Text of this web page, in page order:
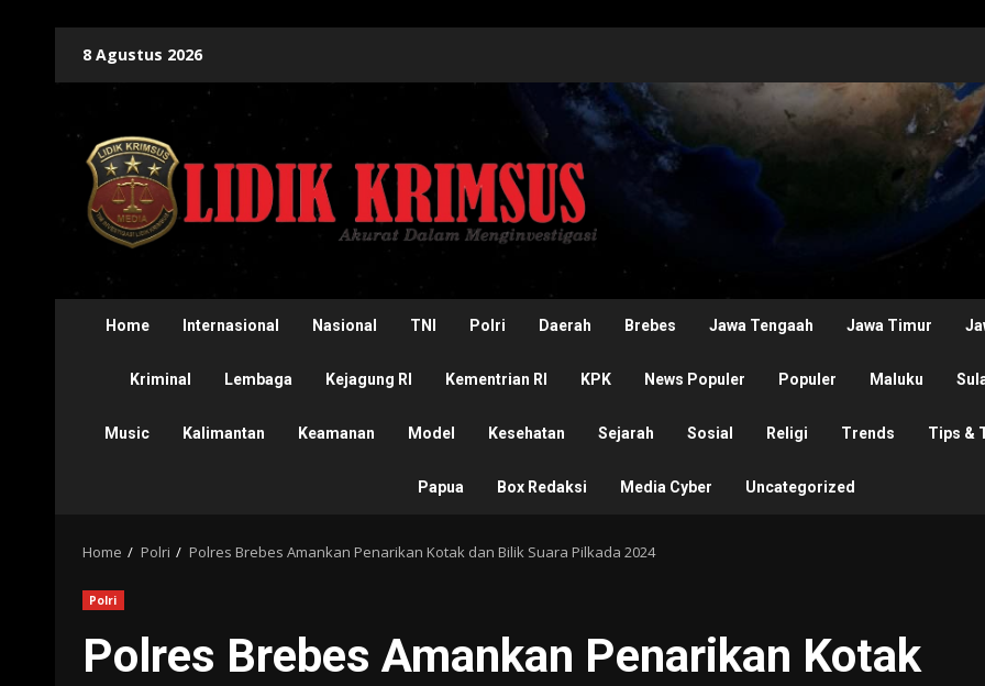
content
8 Agustus 2026
Home Internasional Nasional TNI Polri Daerah Brebes Jawa Tengaah Jawa Timur
Kriminal Lembaga Kejagung RI Kementrian RI KPK News Populer Populer Maluku
Music Kalimantan Keamanan Model Kesehatan Sejarah Sosial Religi Trends Tips &
Papua Box Redaksi Media Cyber Uncategorized
Home Polri Polres Brebes Amankan Penarikan Kotak dan Bilik Suara Pilkada 2024
Polri
Polres Brebes Amankan Penarikan Kotak